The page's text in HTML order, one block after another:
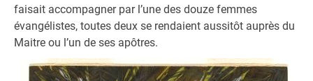
faisait accompagner par l’une des douze femmes
évangélistes, toutes deux se rendaient aussitôt auprès du
Maitre ou l’un de ses apôtres.